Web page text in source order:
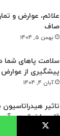
علائم، عوارض و
صاف
بهمن ۵, ۱۴۰۴
سلامت پاهای شما
پیشگیری از
آبان ۴, ۱۴۰۴
تاثیر
قلب با نوشیدن آب
بهمن ۱۲, ۱۴۰۴